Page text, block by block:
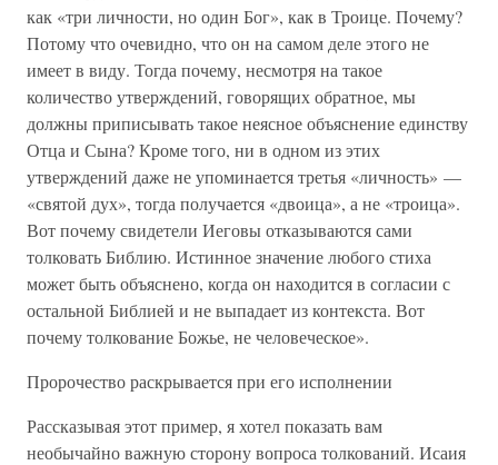
как «три личности, но один Бог», как в Троице. Почему?
Потому что очевидно, что он на самом деле этого не
имеет в виду. Тогда почему, несмотря на такое
количество утверждений, говорящих обратное, мы
должны приписывать такое неясное объяснение единству
Отца и Сына? Кроме того, ни в одном из этих
утверждений даже не упоминается третья «личность» —
«святой дух», тогда получается «двоица», а не «троица».
Вот почему свидетели Иеговы отказываются сами
толковать Библию. Истинное значение любого стиха
может быть объяснено, когда он находится в согласии с
остальной Библией и не выпадает из контекста. Вот
почему толкование Божье, не человеческое».
Пророчество раскрывается при его исполнении
Рассказывая этот пример, я хотел показать вам
необычайно важную сторону вопроса толкований. Исаия